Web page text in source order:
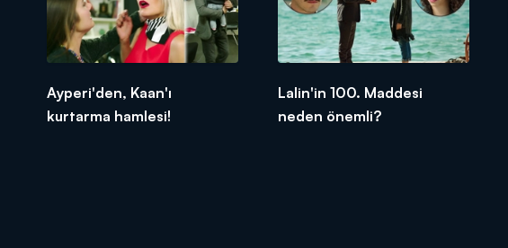
Ayperi'den, Kaan'ı
kurtarma hamlesi!
Lalin'in 100. Maddesi
neden önemli?